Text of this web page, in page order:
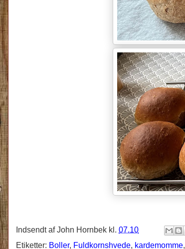
Indsendt afJohn Hornbek kl. 07.10
Etiketter: Boller, Fuldkornshvede, kardemomme,